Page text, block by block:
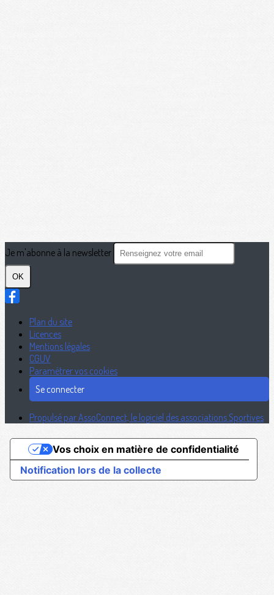
Je m'abonne à la newsletter
OK
Plan du site
Licences
Mentions légales
CGUV
Paramétrer vos cookies
Se connecter
Propulsé par AssoConnect, le logiciel des associations Sportives
Notification lors de la collecte
Vos choix en matière de confidentialité